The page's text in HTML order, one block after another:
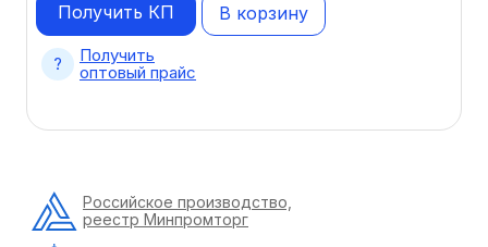
В корзину
Получить КП
Получить
оптовый прайс
Российское производство,
реестр Минпромторг